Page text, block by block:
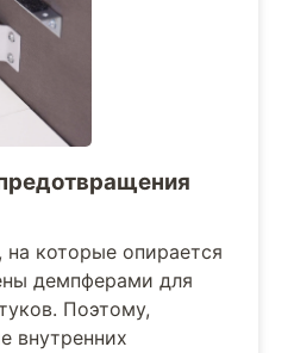
которые опирается
демпферами для
Поэтому,
внутренних